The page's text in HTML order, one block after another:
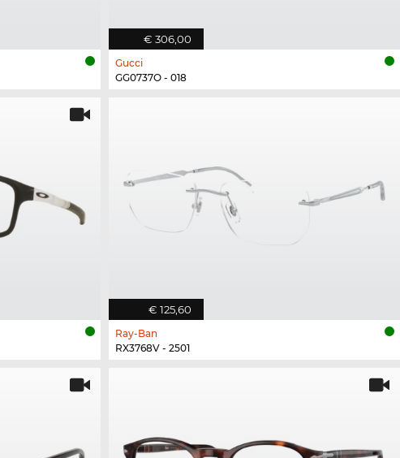
€ 306,00
Gucci
GG0737O - 018
€ 125,60
Ray-Ban
RX3768V - 2501